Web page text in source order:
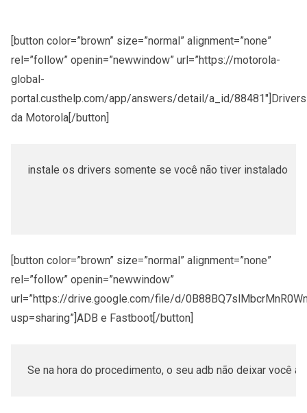
[button color=”brown” size=”normal” alignment=”none”
rel=”follow” openin=”newwindow” url=”https://motorola-
global-
portal.custhelp.com/app/answers/detail/a_id/88481″]Drivers
da Motorola[/button]
instale os drivers somente se você não tiver instalado
[button color=”brown” size=”normal” alignment=”none”
rel=”follow” openin=”newwindow”
url=”https://drive.google.com/file/d/
usp=sharing”]ADB e Fastboot[/button]
Se na hora do procedimento, o seu adb não deixar você